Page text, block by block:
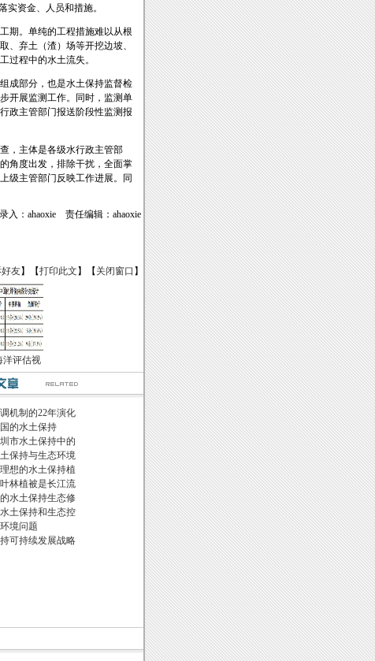
实资金、人员和措施。
期。单纯的工程措施难以从根
、弃土（渣）场等开挖边坡、
过程中的水土流失。
成部分，也是水土保持监督检
开展监测工作。同时，监测单
政主管部门报送阶段性监测报
，主体是各级水行政主管部
角度出发，排除干扰，全面掌
级主管部门反映工作进展。同
入：ahaoxie 责任编辑：ahaoxie
友】【打印此文 】【 关闭窗口 】
洋评估视
机制的22年演化
的水土保持
市水土保持中的
保持与生态环境
想的水土保持植
林植被是长江流
水土保持生态修
土保持和生态控
境问题
可持续发展战略